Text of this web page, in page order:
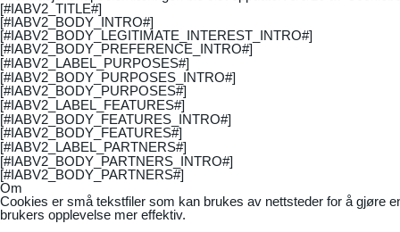
[#IABV2_TITLE#]
[#IABV2_BODY_INTRO#]
[#IABV2_BODY_LEGITIMATE_INTEREST_INTRO#]
[#IABV2_BODY_PREFERENCE_INTRO#]
[#IABV2_LABEL_PURPOSES#]
[#IABV2_BODY_PURPOSES_INTRO#]
[#IABV2_BODY_PURPOSES#]
[#IABV2_LABEL_FEATURES#]
[#IABV2_BODY_FEATURES_INTRO#]
[#IABV2_BODY_FEATURES#]
[#IABV2_LABEL_PARTNERS#]
[#IABV2_BODY_PARTNERS_INTRO#]
[#IABV2_BODY_PARTNERS#]
Om
Cookies er små tekstfiler som kan brukes av nettsteder for å gjøre
brukers opplevelse mer effektiv.